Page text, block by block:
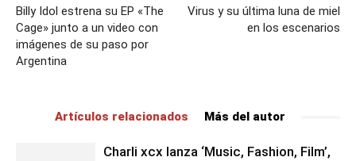
Billy Idol estrena su EP «The
Cage» junto a un video con
imágenes de su paso por
Argentina
Virus y su última luna de miel
en los escenarios
Artículos relacionados Más del autor
Charli xcx lanza ‘Music, Fashion, Film’,